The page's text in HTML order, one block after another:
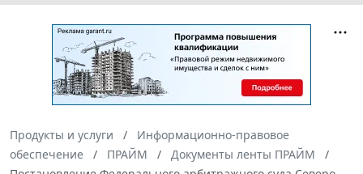
Продукты и услуги
Информационно-правовое
обеспечение
ПРАЙМ
Документы ленты ПРАЙМ